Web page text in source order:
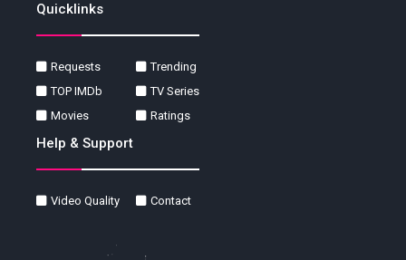
Quicklinks
Requests
Trending
TOP IMDb
TV Series
Movies
Ratings
Help & Support
Video Quality Contact